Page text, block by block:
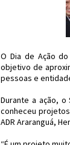
O Dia de Ação
objetivo de
pessoas e
Durante a ação,
conheceu
ADR Araranguá,